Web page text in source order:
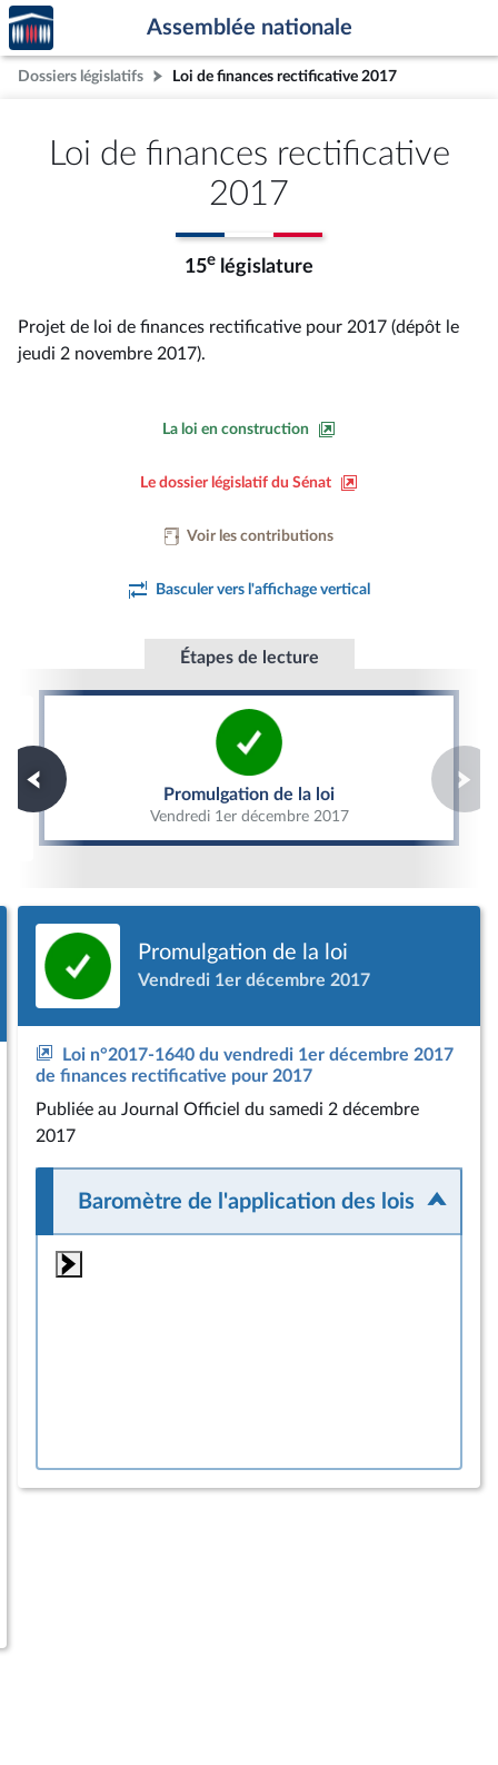
Aller au contenu
Aller en bas de la page
Accèder
à la
page
d'accueil
Assemblée nationale
Dossiers législatifs Loi de finances rectificative 2017
Loi de finances rectificative
2017
15e législature
Projet de loi de finances rectificative pour 2017 (dépôt le
jeudi 2 novembre 2017).
La loi en construction
Le dossier législatif du Sénat
Voir les contributions
Basculer vers l'affichage vertical
Étapes de lecture
Promulgation de la loi
Vendredi 1er décembre 2017
Promulgation de la loi
Promulgation de la loi
Vendredi 1er décembre 2017
Loi n°2017-1640 du vendredi 1er décembre 2017
de finances rectificative pour 2017
Publiée au Journal Officiel du samedi 2 décembre
2017
Baromètre de l'application des lois